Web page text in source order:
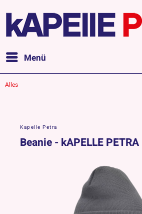
Menü
Alles
Kapelle Petra
Beanie - kAPELLE PETRA